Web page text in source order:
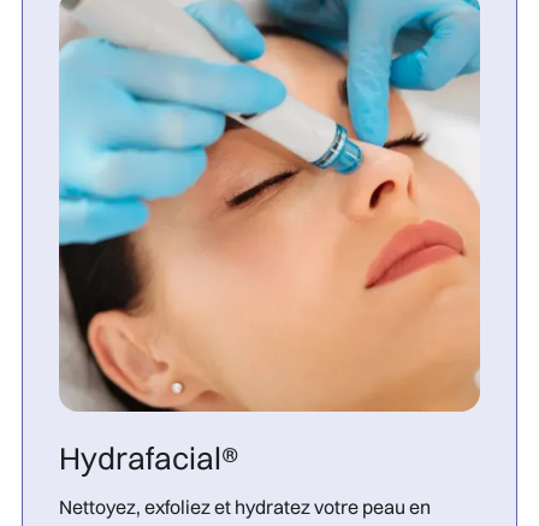
Hydrafacial®
Nettoyez, exfoliez et hydratez votre peau en